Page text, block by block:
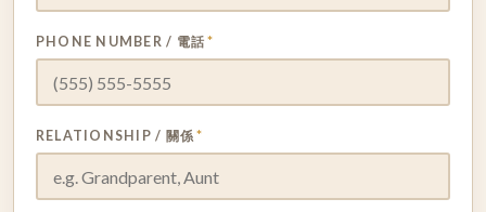
PHONE NUMBER / 電話 *
RELATIONSHIP / 關係 *